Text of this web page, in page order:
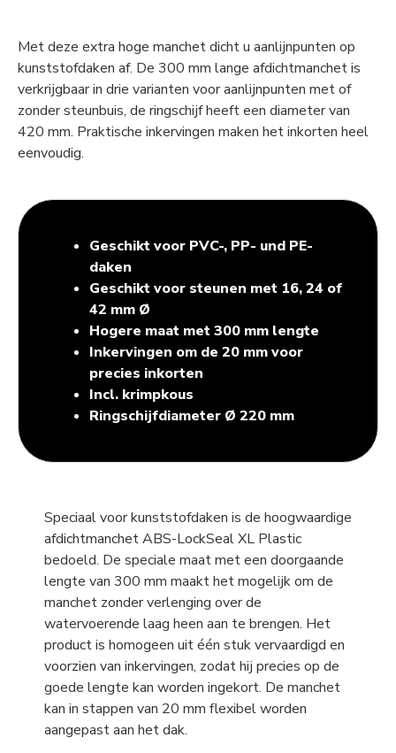
Met deze extra hoge manchet dicht u aanlijnpunten op
kunststofdaken af. De 300 mm lange afdichtmanchet is
verkrijgbaar in drie varianten voor aanlijnpunten met of
zonder steunbuis, de ringschijf heeft een diameter van
420 mm. Praktische inkervingen maken het inkorten heel
eenvoudig.
Geschikt voor PVC-, PP- und PE-
daken
Geschikt voor steunen met 16, 24 of
42 mm Ø
Hogere maat met 300 mm lengte
Inkervingen om de 20 mm voor
precies inkorten
Incl. krimpkous
Ringschijfdiameter Ø 220 mm
Speciaal voor kunststofdaken is de hoogwaardige
afdichtmanchet ABS-LockSeal XL Plastic
bedoeld. De speciale maat met een doorgaande
lengte van 300 mm maakt het mogelijk om de
manchet zonder verlenging over de
watervoerende laag heen aan te brengen. Het
product is homogeen uit één stuk vervaardigd en
voorzien van inkervingen, zodat hij precies op de
goede lengte kan worden ingekort. De manchet
kan in stappen van 20 mm flexibel worden
aangepast aan het dak.